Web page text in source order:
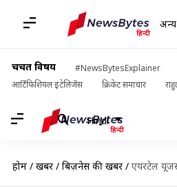
अन्य
चर्चित विषय #NewsBytesExplainer
आर्टिफिशियल इंटेलिजेंस
क्रिकेट समाचार
Hindi
होम / खबरें / बिज़नेस की खबरें / एयरटेल यूजर्स घर